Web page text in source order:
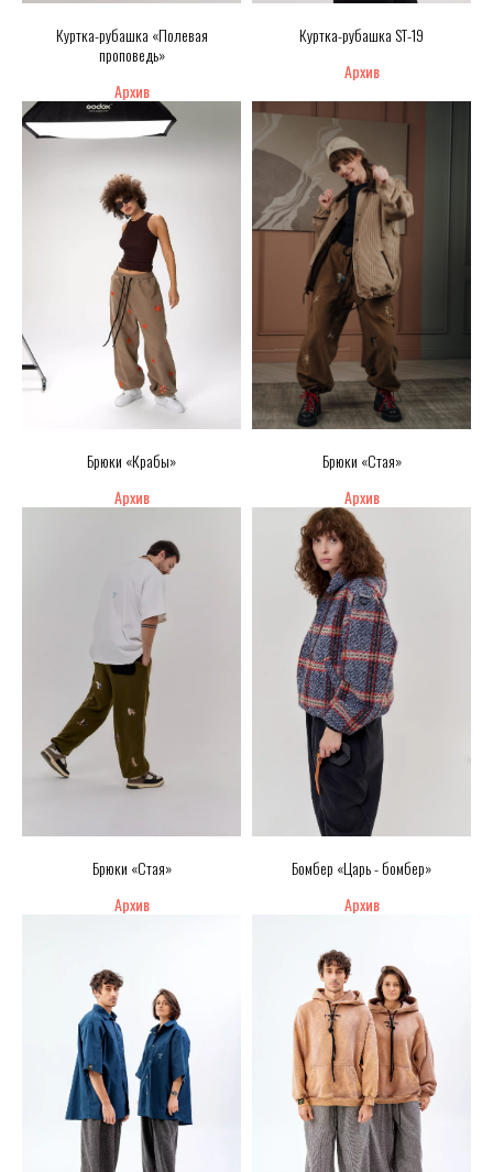
Куртка-рубашка «Полевая
проповедь»
Куртка-рубашка ST-19
Брюки «Крабы» Брюки «Стая»
Брюки «Стая» Бомбер «Царь - бомбер»